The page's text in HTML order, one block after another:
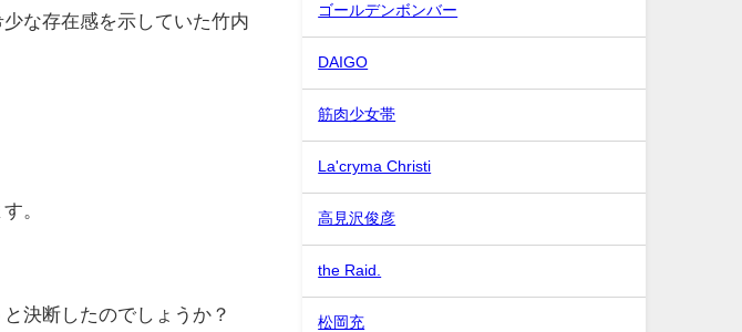
な存在感を示していた竹内
。
決断したのでしょうか？
ゴールデンボンバー
DAIGO
筋肉少女帯
La'cryma Christi
高見沢俊彦
the Raid.
松岡充